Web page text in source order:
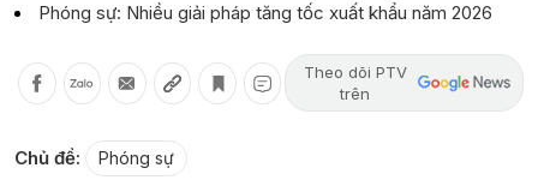
Phóng sự: Nhiều giải pháp tăng tốc xuất khẩu năm 2026
Theo dõi PTV
trên
Chủ đề: Phóng sự